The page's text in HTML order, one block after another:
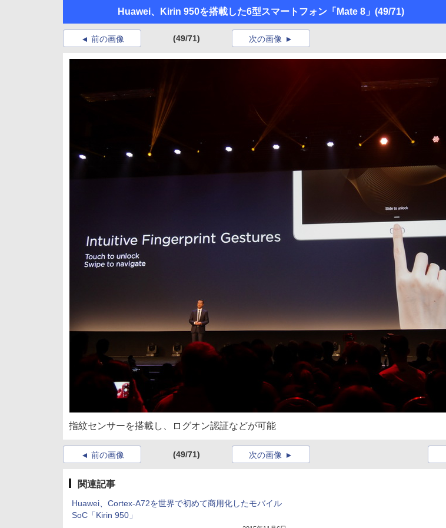
Huawei、Kirin 950を搭載した6型スマートフォン「Mate 8」 (49/71)
前の画像 (49/71) 次の画像
指紋センサーを搭載し、ログオン認証などが可能
前の画像 (49/71) 次の画像
関連記事
Huawei、Cortex-A72を世界で初めて商用化したモバイル
SoC「Kirin 950」